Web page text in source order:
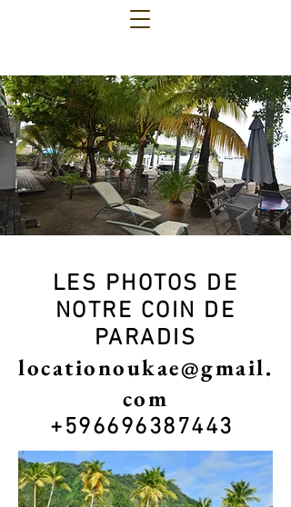
LES PHOTOS DE
NOTRE COIN DE
PARADIS
locationoukae@gmail.
com
+596696387443